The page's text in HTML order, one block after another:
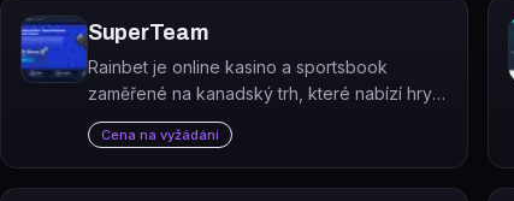
SuperTeam
Rainbet je online kasino a sportsbook
zaměřené na kanadský trh, které nabízí hry,
sportovní sázení a kryptoplatby s uvítacím
bonusem do $700 + 20 free spins.
Cena na vyžádání